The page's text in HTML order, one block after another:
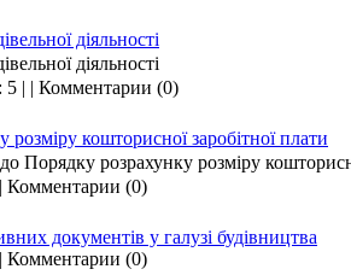
діяльності
діяльності
5 | | Комментарии (0)
кошторисної заробітної плати
розрахунку розміру
| Комментарии (0)
документів у галузі будівництва
| Комментарии (0)